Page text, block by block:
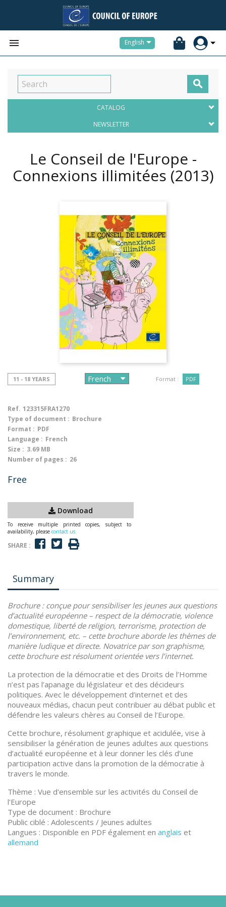
 English

CATALOG
NEWSLETTER
Le Conseil de l'Europe -
Connexions illimitées (2013)
11 - 18 YEARS Format : PDF
Ref. 123315FRA1270
Type of document : Brochure
Format : PDF
Language : French
Size : 3.69 MB
Number of pages : 26
Free
Download
To receive multiple printed copies, subject to
availability, please contact us
SHARE :
Summary
Brochure :conçue pour sensibiliser les jeunes aux questions
d’actualité européenne – respect de la démocratie, violence
domestique, liberté de religion, terrorisme, protection de
l’environnement, etc. – cette brochure aborde les thèmes de
manière ludique et directe. Novatrice par son graphisme,
cette brochure est résolument orientée vers l’internet.
La protection de la démocratie et des Droits de l’Homme
n’est pas l’apanage du législateur et des décideurs
politiques. Avec le développement d’internet et des
nouveaux médias, chacun peut contribuer au débat public et
défendre les valeurs chères au Conseil de l’Europe.
Cette brochure, résolument graphique et acidulée, vise à
sensibiliser la génération de jeunes adultes aux questions
d’actualité européenne et à leur donner les clés d’une
participation active dans la promotion de la démocratie à
travers le monde.
Thème : Vue d'ensemble sur les activités du Conseil de
l'Europe
Type de document : Brochure
Public ciblé : Adolescents / Jeunes adultes
Langues : Disponible en PDF également en anglais et
allemand